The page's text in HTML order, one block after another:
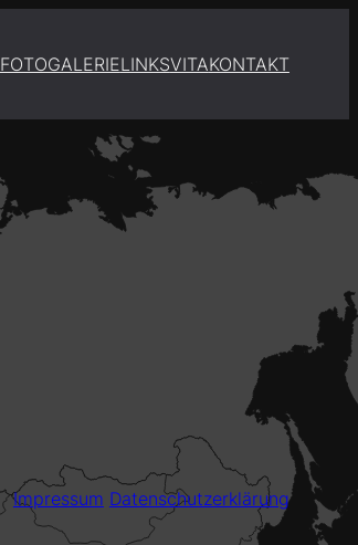
FOTOGALERIELINKSVITAKONTAKT
Impressum Datenschutzerklärung